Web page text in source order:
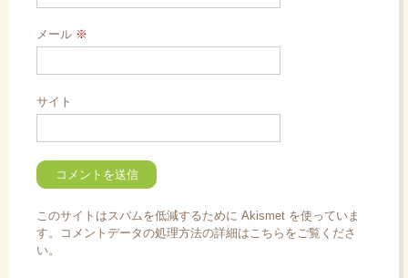
メール ※
サイト
このサイトはスパムを低減するために Akismet を使っていま
す。
コメントデータの処理方法の詳細はこちらをご覧くださ
い。